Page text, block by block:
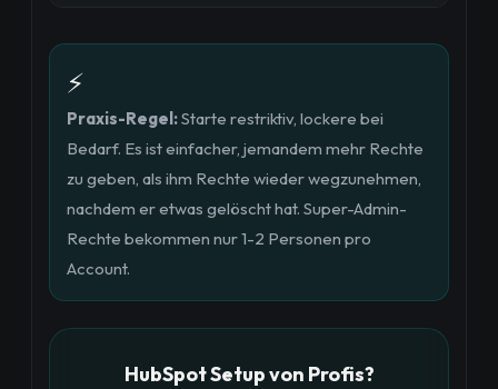
⚡
Praxis-Regel:Starte restriktiv, lockere bei
Bedarf. Es ist einfacher, jemandem mehr Rechte
zu geben, als ihm Rechte wieder wegzunehmen,
nachdem er etwas gelöscht hat. Super-Admin-
Rechte bekommen nur 1-2 Personen pro
Account.
HubSpot Setup von Profis?